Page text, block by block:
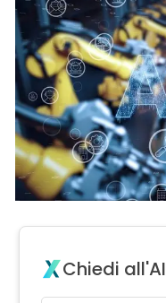
Chiedi all'AI